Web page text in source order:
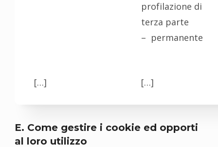
profilazione di
terza parte
– permanente
[…] […]
E. Come gestire i cookie ed opporti
al loro utilizzo